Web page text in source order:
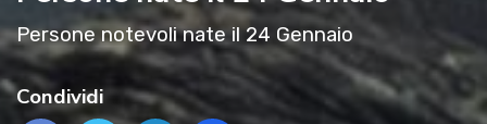
Persone notevoli nate il 24 Gennaio
Condividi